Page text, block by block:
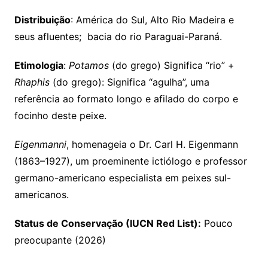
Distribuição: América do Sul, Alto Rio Madeira e
seus afluentes; bacia do rio Paraguai-Paraná.
Etimologia: Potamos(do grego) Significa “rio” +
Rhaphis(do grego): Significa “agulha”, uma
referência ao formato longo e afilado do corpo e
focinho deste peixe.
Eigenmanni, homenageia o Dr. Carl H. Eigenmann
(1863–1927), um proeminente ictiólogo e professor
germano-americano especialista em peixes sul-
americanos.
Status de Conservação (IUCN Red List): Pouco
preocupante (2026)